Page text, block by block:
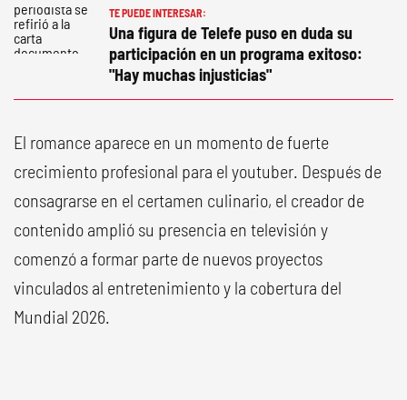
TE PUEDE INTERESAR:
Una figura de Telefe puso en duda su
participación en un programa exitoso:
"Hay muchas injusticias"
El romance aparece en un momento de fuerte
crecimiento profesional para el youtuber. Después de
consagrarse en el certamen culinario, el creador de
contenido amplió su presencia en televisión y
comenzó a formar parte de nuevos proyectos
vinculados al entretenimiento y la cobertura del
Mundial 2026.